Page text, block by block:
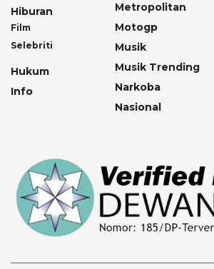
Hiburan
Film
Selebriti
Hukum
Info
Metropolitan
Motogp
Musik
Musik Trending
Narkoba
Nasional